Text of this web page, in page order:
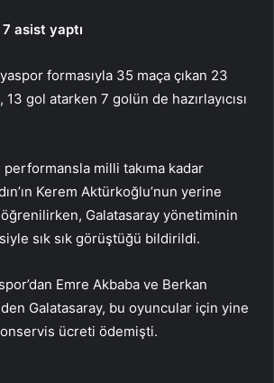
asist yaptı
formasıyla 35 maça çıkan 23
gol atarken 7 golün de hazırlayıcısı
performansla milli takıma kadar
Kerem Aktürkoğlu’nun yerine
Galatasaray yönetiminin
sık sık görüştüğü bildirildi.
Emre Akbaba ve Berkan
Galatasaray, bu oyuncular için yine
ücreti ödemişti.